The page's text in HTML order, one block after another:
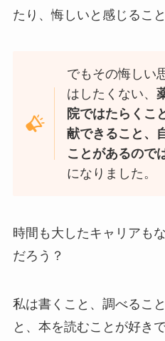
たり、悔しいと感じるこ
でもその悔しい
はしたくない、
院ではたらくこ
献できること、
ことがあるので
になりました。
時間も大したキャリアも
だろう？
私は書くこと、調べるこ
と、本を読むことが好き